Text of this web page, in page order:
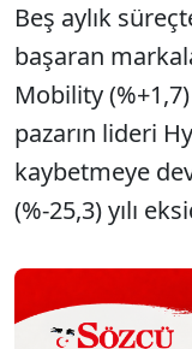
Beş aylık
başaran
Mobility
pazarın lideri
kaybetmeye
(%-25,3) yılı